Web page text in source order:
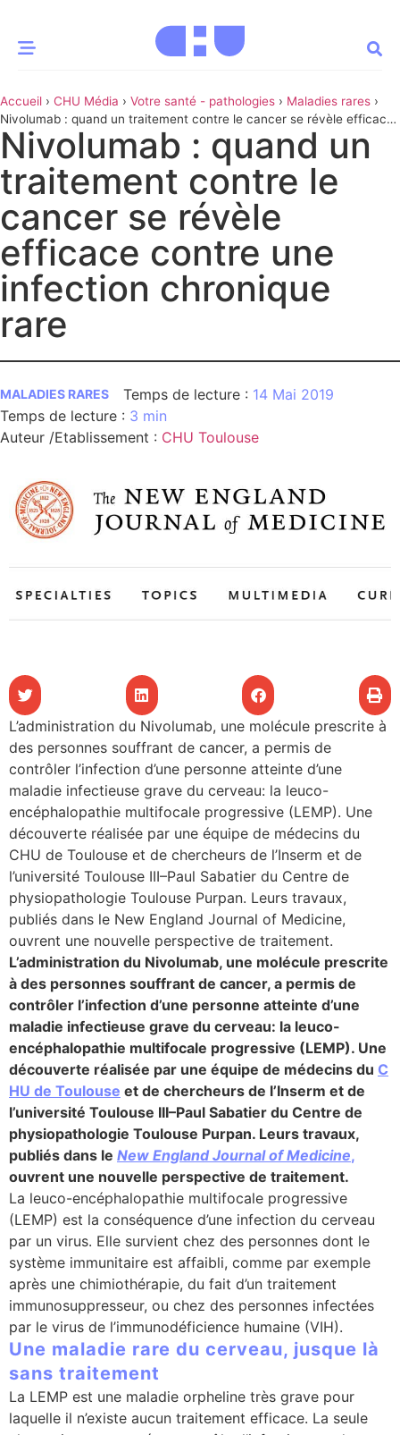
MOMENT
Innovation
& patrimoine Patient
nous
des CHU
articles
santé
au CHU
& patrimoine
écologique
CONNECTÉ
d’info
l’éditeur
un CHU
Accueil › CHU Média › Votre santé - pathologies › Maladies rares ›
Nivolumab : quand un traitement contre le cancer se révèle efficace
contre une infection chronique rare
Nivolumab : quand un
traitement contre le
cancer se révèle
efficace contre une
infection chronique
rare
MALADIES RARES
14 Mai 2019
3 min
Auteur /Etablissement : CHU Toulouse
L’administration du Nivolumab, une molécule prescrite à
des personnes souffrant de cancer, a permis de
contrôler l’infection d’une personne atteinte d’une
maladie infectieuse grave du cerveau: la leuco-
encéphalopathie multifocale progressive (LEMP). Une
découverte réalisée par une équipe de médecins du
CHU de Toulouse et de chercheurs de l’Inserm et de
l’université Toulouse III–Paul Sabatier du Centre de
physiopathologie Toulouse Purpan. Leurs travaux,
publiés dans le New England Journal of Medicine,
ouvrent une nouvelle perspective de traitement.
L’administration du Nivolumab, une molécule prescrite
à des personnes souffrant de cancer, a permis de
contrôler l’infection d’une personne atteinte d’une
maladie infectieuse grave du cerveau: la leuco-
encéphalopathie multifocale progressive (LEMP). Une
découverte réalisée par une équipe de médecins du C
HU de Toulouse et de chercheurs de l’Inserm et de
l’université Toulouse III–Paul Sabatier du Centre de
physiopathologie Toulouse Purpan. Leurs travaux,
publiés dans le New England Journal of Medicine,
ouvrent une nouvelle perspective de traitement.
La leuco-encéphalopathie multifocale progressive
(LEMP) est la conséquence d’une infection du cerveau
par un virus. Elle survient chez des personnes dont le
système immunitaire est affaibli, comme par exemple
après une chimiothérapie, du fait d’un traitement
immunosuppresseur, ou chez des personnes infectées
par le virus de l’immunodéficience humaine (VIH).
Une maladie rare du cerveau, jusque là
sans traitement
La LEMP est une maladie orpheline très grave pour
laquelle il n’existe aucun traitement efficace. La seule